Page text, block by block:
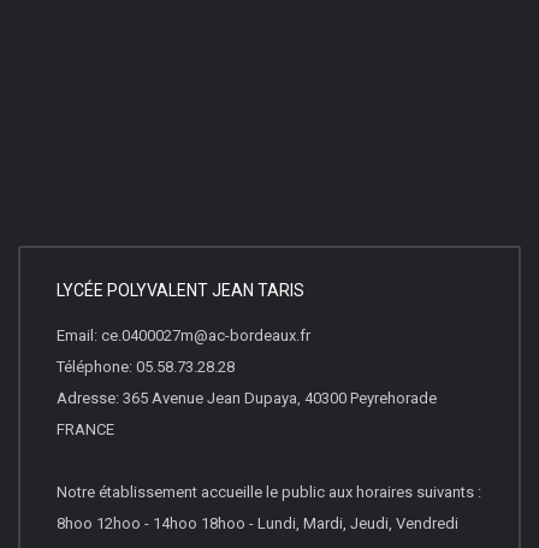
LYCÉE POLYVALENT JEAN TARIS
Email: ce.0400027m@ac-bordeaux.fr
Téléphone: 05.58.73.28.28
Adresse: 365 Avenue Jean Dupaya, 40300 Peyrehorade
FRANCE
Notre établissement accueille le public aux horaires suivants :
8hoo 12hoo - 14hoo 18hoo - Lundi, Mardi, Jeudi, Vendredi